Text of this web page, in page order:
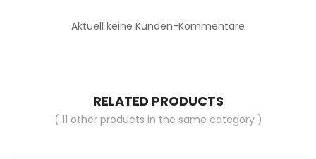
Aktuell keine Kunden-Kommentare
RELATED PRODUCTS
( 11 other products in the same category )